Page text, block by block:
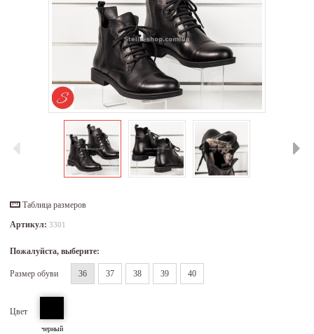
Таблица размеров
Артикул:3301
Пожалуйста, выберите:
Размер обуви 36 37 38 39 40
Цвет
черный